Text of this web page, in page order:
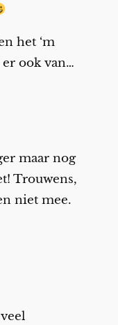
het ‘m
ook van…
maar nog
Trouwens,
niet mee.